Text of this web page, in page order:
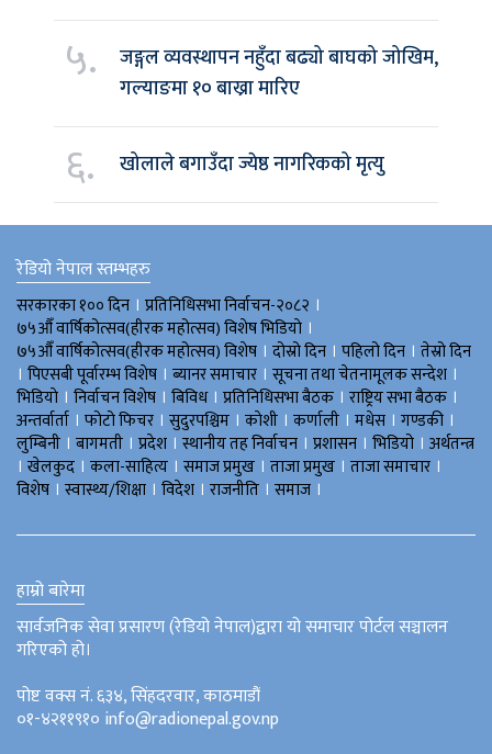
५.
जङ्गल व्यवस्थापन नहुँदा बढ्यो बाघको जोखिम,
गल्याङमा १० बाख्रा मारिए
६. खोलाले बगाउँदा ज्येष्ठ नागरिकको मृत्यु
रेडियो नेपाल स्तम्भहरु
सरकारका १०० दिन । प्रतिनिधिसभा निर्वाचन-२०८२ ।
७५औँ वार्षिकोत्सव(हीरक महोत्सव) विशेष भिडियाे ।
७५औँ वार्षिकोत्सव(हीरक महोत्सव) विशेष । दोस्रो दिन । पहिलो दिन । तेस्रो दिन
। पिएसबी पूर्वारम्भ विशेष । ब्यानर समाचार । सूचना तथा चेतनामूलक सन्देश ।
भिडियाे । निर्वाचन विशेष । बिविध। प्रतिनिधिसभा बैठक । राष्ट्रिय सभा बैठक ।
अन्तर्वार्ता । फोटो फिचर । सुदुरपश्चिम । काेशी । कर्णाली । मधेस । गण्डकी ।
लुम्बिनी । बागमती । प्रदेश । स्थानीय तह निर्वाचन । प्रशासन । भिडियो । अर्थतन्त्र
। खेलकुद । कला-साहित्य । समाज प्रमुख । ताजा प्रमुख । ताजा समाचार ।
विशेष । स्वास्थ्य/शिक्षा । विदेश । राजनीति । समाज ।
हाम्रो बारेमा
सार्वजनिक सेवा प्रसारण (रेडियो नेपाल)द्वारा यो समाचार पोर्टल सञ्चालन
गरिएको हो।
पोष्ट वक्स नं. ६३४, सिंहदरवार, काठमाडौं
०१-४२११९१० info@radionepal.gov.np